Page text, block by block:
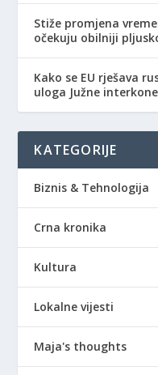
Stiže promjena
očekuju obilniji
Kako se EU rješava
uloga Južne
KATEGORIJE
Biznis & Tehnologija
Crna kronika
Kultura
Lokalne vijesti
Maja's thoughts